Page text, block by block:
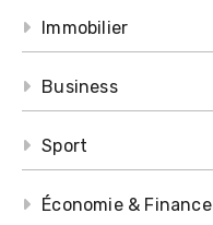
Immobilier
Business
Sport
Économie & Finance